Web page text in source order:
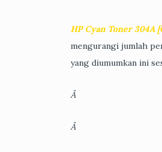
HP Cyan Toner 304A
mengurangi jumlah
yang diumumkan ini
Â
Â